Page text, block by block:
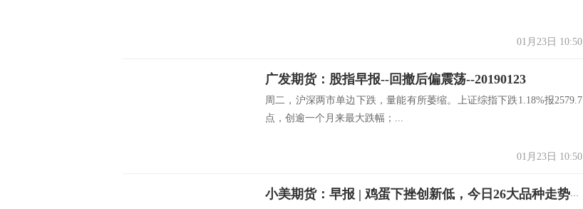
01月23日 10:50
广发期货：股指早报--回撤后偏震荡--20190123
周二，沪深两市单边下跌，量能有所萎缩。上证综指下跌1.18%报2579.7
点，创逾一个月来最大跌幅；...
01月23日 10:50
小美期货：早报 | 鸡蛋下挫创新低，今日26大品种走势如何